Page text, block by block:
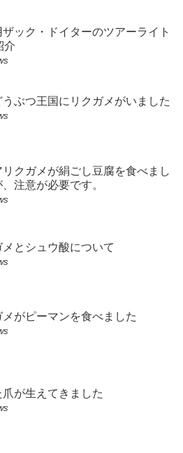
ック・ドイターのツアーライト
介
うぶつ王国にリクガメがいました
リクガメが絹ごし豆腐を食べまし
注意が必要です。
メとシュウ酸について
メがピーマンを食べました
が生えてきました